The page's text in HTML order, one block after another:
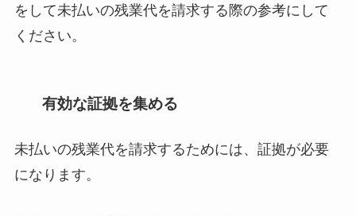
をして未払いの残業代を請求する際の参考にして
ください。
有効な証拠を集める
未払いの残業代を請求するためには、証拠が必要
になります。